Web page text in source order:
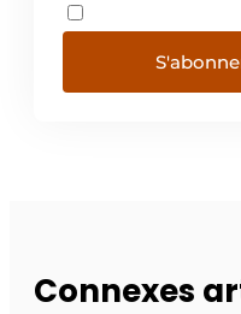
Connexes